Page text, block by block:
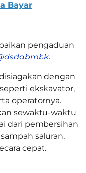
Bayar
pengaduan
.
dengan
ekskavator,
operatornya.
sewaktu-waktu
dari pembersihan
saluran,
cepat.